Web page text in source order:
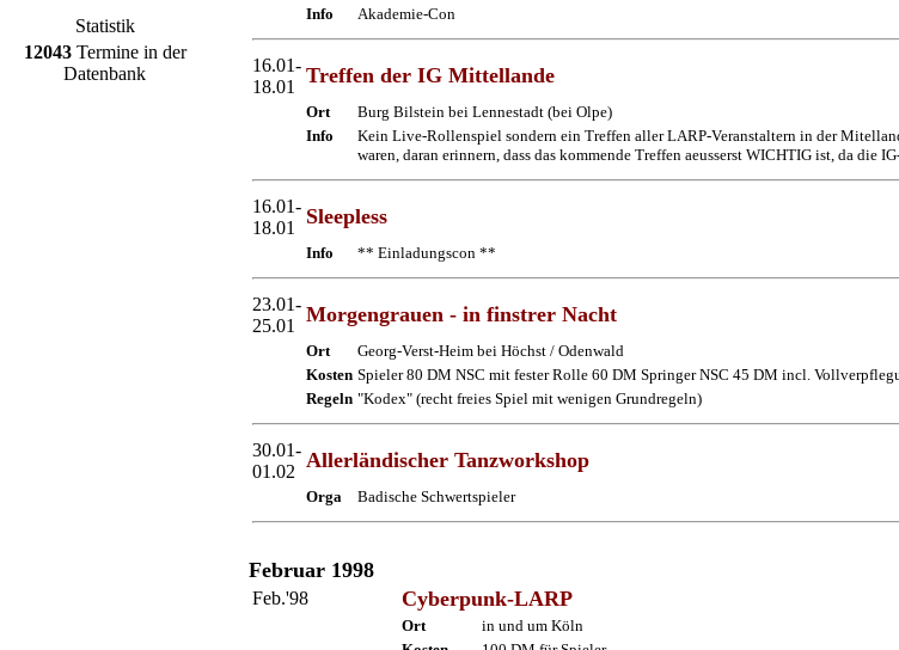
Statistik
12043Termine in der
Datenbank
Info
Akademie-Con
16.01-
18.01
Treffen der IG Mittellande
Ort
Burg Bilstein bei Lennestadt (bei Olpe)
Info
Kein Live-Rollenspiel sondern ein Treffen aller LARP-Veranstaltern in der
waren, daran erinnern, dass das kommende Treffen aeusserst WICHTIG ist, da
16.01-
18.01
Sleepless
Info ** Einladungscon **
23.01-
25.01
Morgengrauen - in finstrer Nacht
Ort
Georg-Verst-Heim bei Höchst / Odenwald
Kosten Spieler 80 DM NSC mit fester Rolle 60 DM Springer NSC 45 DM incl.
Regeln "Kodex" (recht freies Spiel mit wenigen Grundregeln)
30.01-
01.02 Allerländischer Tanzworkshop
Orga Badische Schwertspieler
Februar 1998
Feb.'98 Cyberpunk-LARP
Ort
in und um Köln